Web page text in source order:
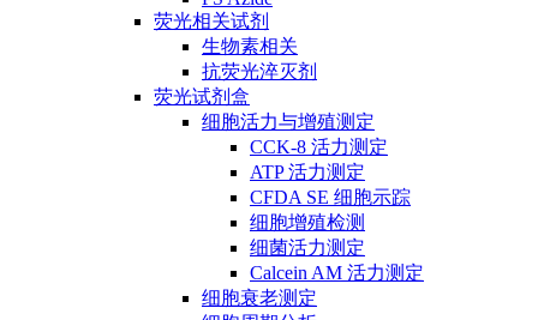
荧光相关试剂
生物素相关
抗荧光淬灭剂
荧光试剂盒
细胞活力与增殖测定
CCK-8 活力测定
ATP 活力测定
CFDA SE 细胞示踪
细胞增殖检测
细菌活力测定
Calcein AM 活力测定
细胞衰老测定